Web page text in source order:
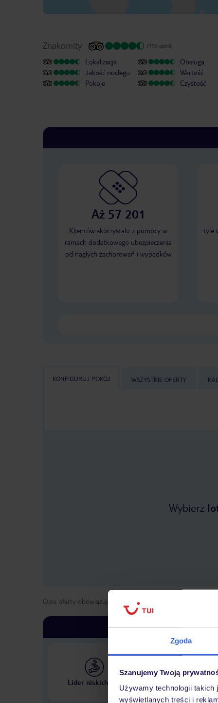
Zgoda
Szanujemy Twoją
Używamy technologii
wyświetlanych treści i
Znakomity (790 opinii)
Lokalizacja
Jakość noclegu
Pokoje
Obsługa
Wartość
Czystość
Aż 57 201
Klientów skorzystało z pomocy w
ramach dodatkowego ubezpieczenia
od nagłych zachorowań i wypadków
tyle
KONFIGURUJ POKÓJ WSZYSTKIE OFERTY
Wybierz
Opis oferty obowiązuje dla wyjazdów w terminie
Lider niskich cen
Największe biuro
w Polsce